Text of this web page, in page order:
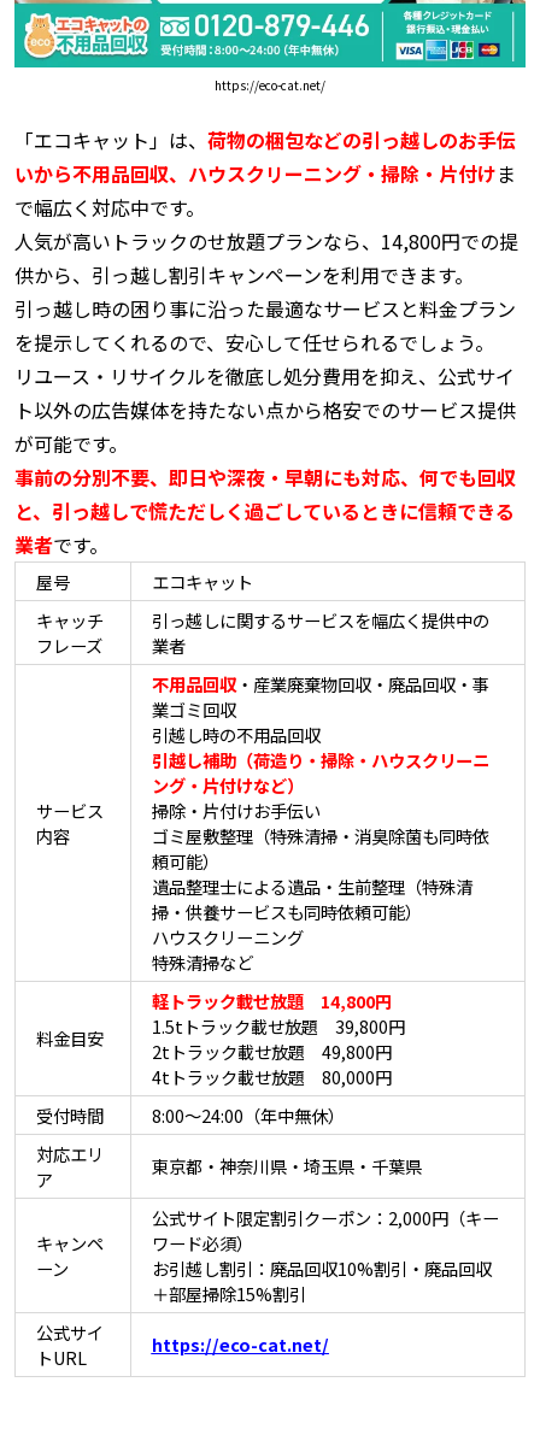
https://eco-cat.net/
「エコキャット」は、 荷物の梱包などの引っ越しのお手伝
いから不用品回収、ハウスクリーニング・掃除・片付けま
で幅広く対応中です。
人気が高いトラックのせ放題プランなら、14,800円での提
供から、引っ越し割引キャンペーンを利用できます。
引っ越し時の困り事に沿った最適なサービスと料金プラン
を提示してくれるので、安心して任せられるでしょう。
リユース・リサイクルを徹底し処分費用を抑え、公式サイ
ト以外の広告媒体を持たない点から格安でのサービス提供
が可能です。
事前の分別不要、即日や深夜・早朝にも対応、何でも回収
と、引っ越しで慌ただしく過ごしているときに信頼できる
業者です。
屋号
エコキャット
キャッチ
フレーズ
引っ越しに関するサービスを幅広く提供中の
業者
サービス
内容
不用品回収・産業廃棄物回収・廃品回収・事
業ゴミ回収
引越し時の不用品回収
引越し補助（荷造り・掃除・ハウスクリーニ
ング・片付けなど）
掃除・片付けお手伝い
ゴミ屋敷整理（特殊清掃・消臭除菌も同時依
頼可能）
遺品整理士による遺品・生前整理（特殊清
掃・供養サービスも同時依頼可能）
ハウスクリーニング
特殊清掃など
料金目安
軽トラック載せ放題 14,800円
1.5tトラック載せ放題 39,800円
2tトラック載せ放題 49,800円
4tトラック載せ放題 80,000円
受付時間
8:00～24:00（年中無休）
対応エリ
ア
東京都・神奈川県・埼玉県・千葉県
キャンペ
ーン
公式サイト限定割引クーポン：2,000円（キー
ワード必須）
お引越し割引：廃品回収10%割引・廃品回収
＋部屋掃除15%割引
公式サイ
トURL
https://eco-cat.net/